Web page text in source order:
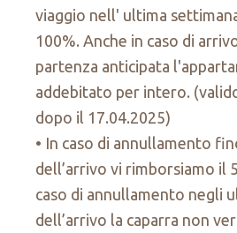
viaggio nell' ultima
100%. Anche in caso di
partenza anticipata
addebitato per intero.
dopo il 17.04.2025)
In caso di annullamento
dell’arrivo vi rimborsiamo il
caso di annullamento negli
dell’arrivo la caparra non